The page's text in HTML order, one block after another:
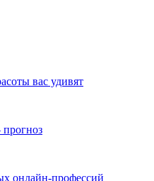
вас удивят
онлайн-профессий